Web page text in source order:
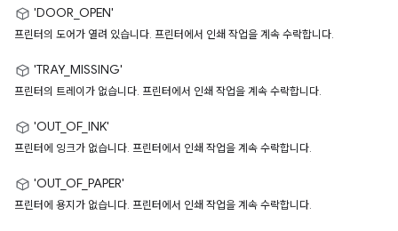
'DOOR_OPEN'
프린터의 도어가 열려 있습니다. 프린터에서 인쇄 작업을 계속 수락합니다.
'TRAY_MISSING'
프린터의 트레이가 없습니다. 프린터에서 인쇄 작업을 계속 수락합니다.
'OUT_OF_INK'
프린터에 잉크가 없습니다. 프린터에서 인쇄 작업을 계속 수락합니다.
'OUT_OF_PAPER'
프린터에 용지가 없습니다. 프린터에서 인쇄 작업을 계속 수락합니다.